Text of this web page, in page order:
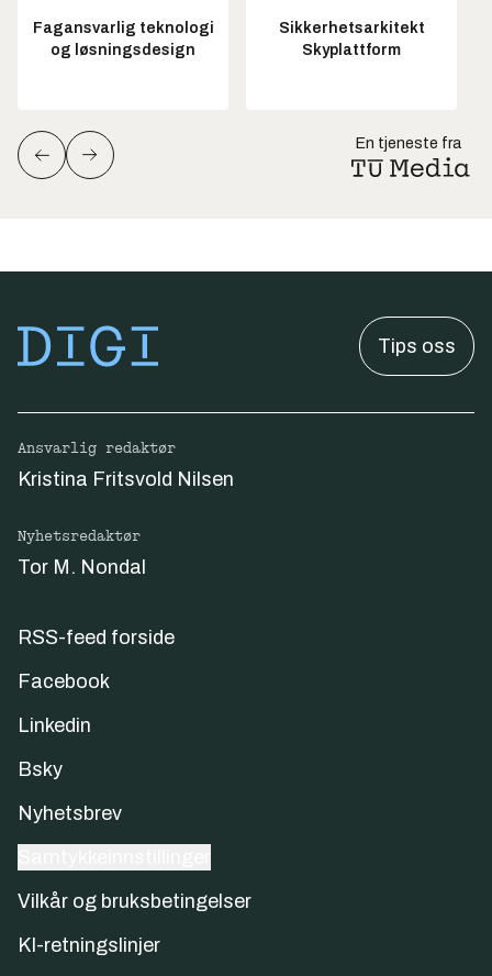
Fagansvarlig teknologi
og løsningsdesign
Sikkerhetsarkitekt
Skyplattform
En tjeneste fra
Tips oss
Ansvarlig redaktør
Kristina Fritsvold Nilsen
Nyhetsredaktør
Tor M. Nondal
RSS-feed forside
Facebook
Linkedin
Bsky
Nyhetsbrev
Vilkår og bruksbetingelser
KI-retningslinjer